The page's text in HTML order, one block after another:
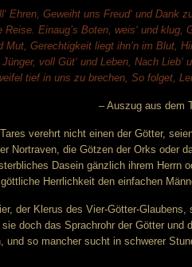
Ehren, Geweiht uns Freud‘ und Dank
Reise. Einaug’s Boten, weis‘ und
Mut, Gerechtigkeit liegt ihn’n im Blut,
voll Güt‘ und Leben, Nach Lieb‘
tief in uns zu brechen, So folget,
– Auszug aus dem
verehrt nicht einen der Götter,
Nortraven, die Götzen der Orks oder
Dasein gänzlich ihrem Herrn
Herrlichkeit den einfachen
der Klerus des Vier-Götter-
doch das Sprachrohr der Götter und
und so mancher sucht in schwerer